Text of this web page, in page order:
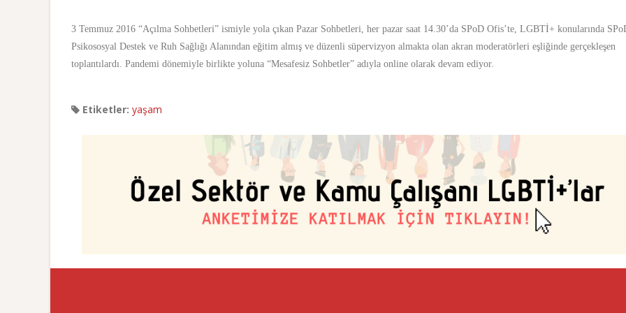
3 Temmuz 2016 “Açılma Sohbetleri” ismiyle yola çıkan Pazar Sohbetleri, her pazar saat 14.30’da SPoD Ofis’te, LGBTİ+ konularında
Psikososyal Destek ve Ruh Sağlığı Alanından eğitim almış ve düzenli süpervizyon almakta olan akran moderatörleri eşliğinde gerçekleşen
toplantılardı. Pandemi dönemiyle birlikte yoluna “Mesafesiz Sohbetler” adıyla online olarak devam ediyor.
Etiketler: yaşam